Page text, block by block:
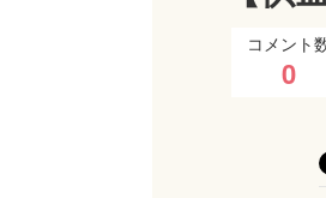
コメント
0